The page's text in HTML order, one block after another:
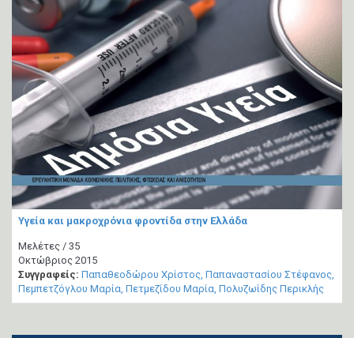
Υγεία και μακροχρόνια φροντίδα στην Ελλάδα
Μελέτες / 35
Οκτώβριος 2015
Συγγραφείς: Παπαθεοδώρου Χρίστος Παπαναστασίου Στέφανος
Πεμπετζόγλου Μαρία Πετμεζίδου Μαρία Πολυζωίδης Περικλής